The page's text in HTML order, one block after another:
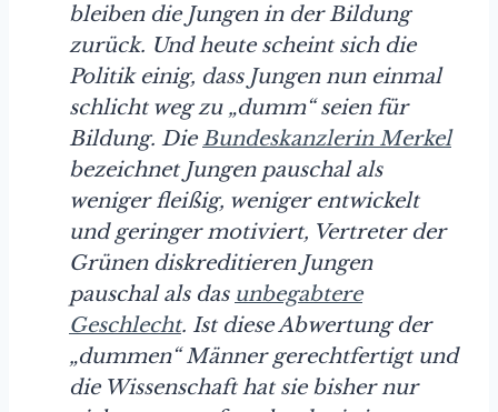
bleiben die Jungen in der Bildung
zurück. Und heute scheint sich die
Politik einig, dass Jungen nun einmal
schlicht weg zu „dumm“ seien für
Bildung. DieBundeskanzlerin Merkel
bezeichnet Jungen pauschal als
weniger fleißig, weniger entwickelt
und geringer motiviert, Vertreter der
Grünen diskreditieren Jungen
pauschal als das unbegabtere
Geschlecht. Ist diese Abwertung der
„dummen“ Männer gerechtfertigt und
die Wissenschaft hat sie bisher nur